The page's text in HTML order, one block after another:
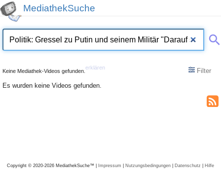
MediathekSuche
Keine Mediathek-Videos gefunden.
erklären
Filter
Es wurden keine Videos gefunden.
Copyright © 2020-2026 MediathekSuche™ | Impressum | Nutzungsbedingungen | Datenschutz | Hilfe